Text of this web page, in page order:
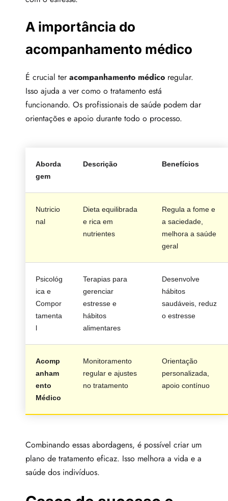
A importância do
acompanhamento médico
É crucial teracompanhamento médico regular.
Isso ajuda a ver como o tratamento está
funcionando. Os profissionais de saúde podem dar
orientações e apoio durante todo o processo.
Aborda
gem
Descrição Benefícios
Nutricio
nal
Dieta equilibrada
e rica em
nutrientes
Regula a fome e
a saciedade,
melhora a saúde
geral
Psicológ
ica e
Compor
tamenta
l
Terapias para
gerenciar
estresse e
hábitos
alimentares
Desenvolve
hábitos
saudáveis, reduz
o estresse
Acomp
anham
ento
Médico
Monitoramento
regular e ajustes
no tratamento
Orientação
personalizada,
apoio contínuo
Combinando essas abordagens, é possível criar um
plano de tratamento eficaz. Isso melhora a vida e a
saúde dos indivíduos.